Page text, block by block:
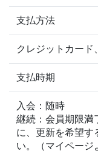
支払方法
クレジットカー
支払時期
入会：随時
継続：会員期限
に、更新を希望す
い。（マイページ